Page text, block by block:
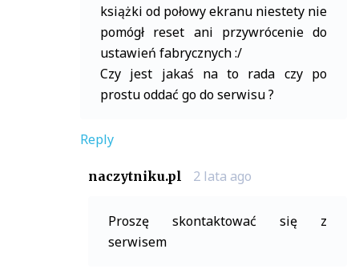
książki od połowy ekranu niestety nie
pomógł reset ani przywrócenie do
ustawień fabrycznych :/
Czy jest jakaś na to rada czy po
prostu oddać go do serwisu ?
Reply
naczytniku.pl 2 lata ago
Proszę skontaktować się z
serwisem